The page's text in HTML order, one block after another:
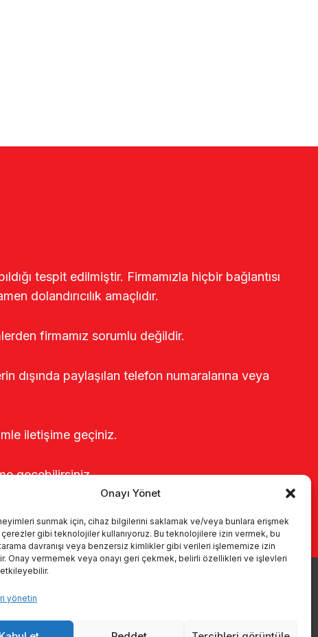
Onayı Yönet
sunmak için, cihaz bilgilerini saklamak ve/veya bunlara erişmek
çerezler gibi teknolojiler kullanıyoruz. Bu teknolojilere izin vermek, bu
davranışı veya benzersiz kimlikler gibi verileri işlememize izin
Onay vermemek veya onayı geri çekmek, belirli özellikleri ve işlevleri
yönetin
tespit edilmiştir. Firmamızla hiçbir bağlantısı
dolandırıcılık amaçlıdır.
firmamız sorumlu değildir.
dışında paylaşılan telefon numaralarına veya
iletişime geçiniz.
geçebilirsiniz.
Kataloglar